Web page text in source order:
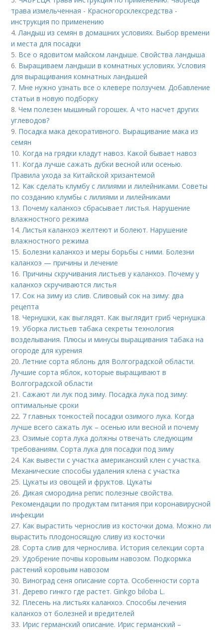
трава измельченная - Красногорсклексредства -
инструкция по применению
4.Ландыш из семян в домашних условиях. Выбор времени
и места для посадки
5. Все о ядовитом майском ландыше. Свойства ландыша
6. Выращиваем ландыши в комнатных условиях. Условия
для выращивания комнатных ландышей
7. Мне нужно узнать все о клевере ползучем. Добавление
статьи в новую подборку
8.Чем полезен мышиный горошек. А что насчет других
углеводов?
9. Посадка мака декоративного. Выращивание мака из
семян
10. Когда на грядки кладут навоз. Какой бывает навоз
11. Когда лучше сажать дубки весной или осенью.
Правила ухода за Китайской хризантемой
12. Как сделать клумбу с лилиями и лилейниками. Советы
по созданию клумбы с лилиями и лилейниками
13. Почему каланхоэ сбрасывает листья. Нарушение
влажностного режима
14.Листья каланхоэ желтеют и болеют. Нарушение
влажностного режима
15. Болезни каланхоэ и меры борьбы с ними. Болезни
каланхоэ — причины и лечение
16. Причины скручивания листьев у каланхоэ. Почему у
каланхоэ скручиваются листья
17.Сок на зиму из слив. Сливовый сок на зиму: два
рецепта
18.Чернушки, как выглядят. Как выглядит гриб чернушка
19.Уборка листьев табака секреты технология
возделывания. Плюсы и минусы выращивания табака на
огороде для курения
20.Летние сорта яблонь для Волгоградской области.
Лучшие сорта яблок, которые выращивают в
Волгоградской области
21.Сажают ли лук под зиму. Посадка лука под зиму:
оптимальные сроки
22. 7 главных тонкостей посадки озимого лука. Когда
лучше всего сажать лук – осенью или весной и почему
23.Озимые сорта лука должны отвечать следующим
требованиям. Сорта лука для посадки под зиму
24. Как вывести с участка американский клен с участка.
Механические способы удаления клена с участка
25. Цукаты из овощей и фруктов. Цукаты
26.Дикая смородина репис полезные свойства.
Рекомендации по продуктам питания при коронавирусной
инфекции
27. Как вырастить чернослив из косточки дома. Можно ли
вырастить плодоносящую сливу из косточки
28.Сорта слив для чернослива. История селекции сорта
29.Удобрение почвы коровьим навозом. Подкормка
растений коровьим навозом
30. Виноград сеня описание сорта. Особенности сорта
31.Дерево гинкго где растет. Ginkgo biloba L.
32. Плесень на листьях каланхоэ. Способы лечения
каланхоэ от болезней и вредителей
33. Ирис германский описание. Ирис германский –